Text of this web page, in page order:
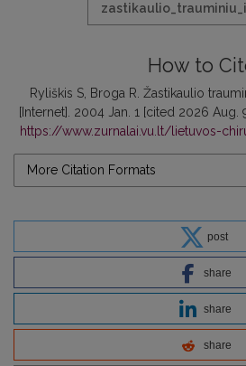
How to
Ryliškis S, Broga R. Žastikaulio
[Internet]. 2004 Jan. 1 [cited 2026 Aug.
https://www.zurnalai.vu.lt/lietuvos-
More Citation Formats
post
share
share
share